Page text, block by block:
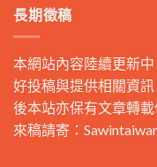
長期徵稿
本網站內容陸續更新
好投稿與提供相關資
後本站亦保有文章轉載
來稿請寄：